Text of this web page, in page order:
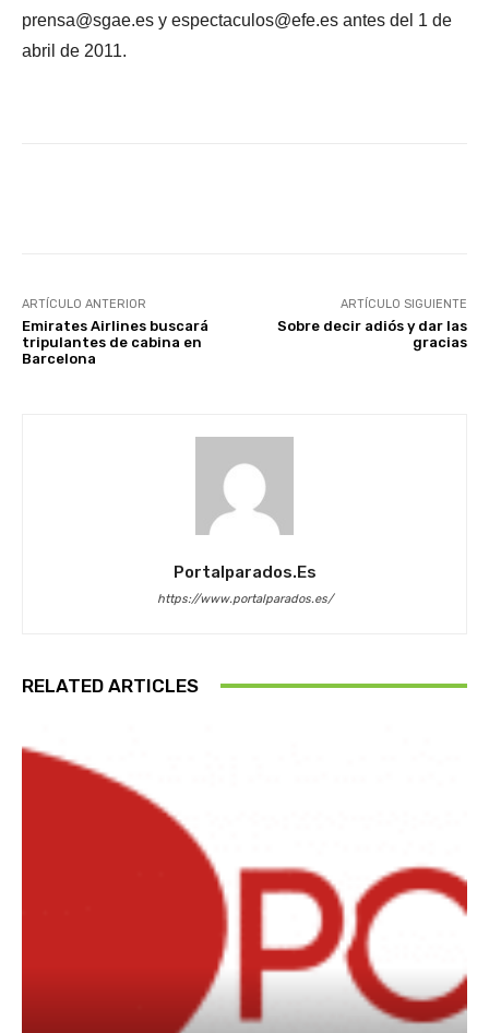
prensa@sgae.es y espectaculos@efe.es antes del 1 de
abril de 2011.
ARTÍCULO ANTERIOR
Emirates Airlines buscará
tripulantes de cabina en
Barcelona
ARTÍCULO SIGUIENTE
Sobre decir adiós y dar las
gracias
Portalparados.es
https://www.portalparados.es/
RELATED ARTICLES